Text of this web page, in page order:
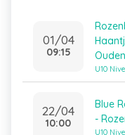
01/04
09:15
U10
22/04
10:00
Blue
-
U10